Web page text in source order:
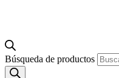
Búsqueda de productos